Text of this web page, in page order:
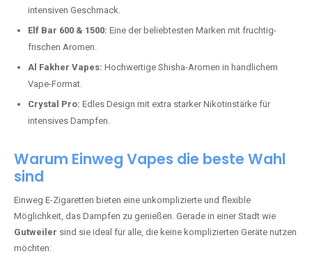
intensiven Geschmack.
Elf Bar 600 & 1500: Eine der beliebtesten Marken mit fruchtig-
frischen Aromen.
Al Fakher Vapes: Hochwertige Shisha-Aromen in handlichem
Vape-Format.
Crystal Pro: Edles Design mit extra starker Nikotinstärke für
intensives Dampfen.
Warum Einweg Vapes die beste Wahl
sind
Einweg E-Zigaretten bieten eine unkomplizierte und flexible
Möglichkeit, das Dampfen zu genießen. Gerade in einer Stadt wie
Gutweiler sind sie ideal für alle, die keine komplizierten Geräte nutzen
möchten: